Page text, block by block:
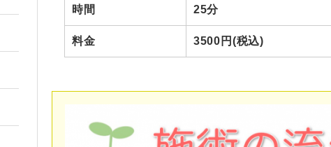
時間 25分
料金 3500円(税込)